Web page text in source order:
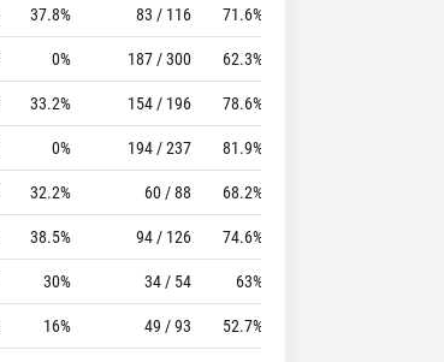
37.8% 83 / 116 71.6%
0% 187 / 300 62.3%
33.2% 154 / 196 78.6%
0% 194 / 237 81.9%
32.2% 60 / 88 68.2%
38.5% 94 / 126 74.6%
30% 34 / 54 63%
16% 49 / 93 52.7%